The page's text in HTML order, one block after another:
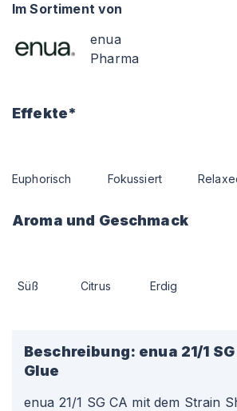
Im Sortiment von
enua
Pharma
Effekte*
Euphorisch Fokussiert
Aroma und Geschmack
Süß Citrus Erdig
Beschreibung: enua 21/1
Glue
enua 21/1 SG CA mit dem Strain